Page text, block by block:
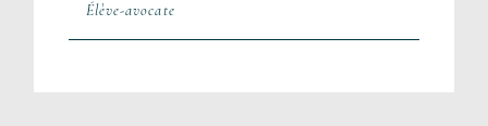
Élève-avocate